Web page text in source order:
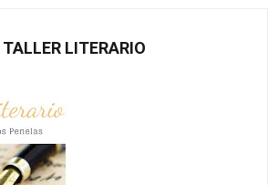
TALLER LITERARIO